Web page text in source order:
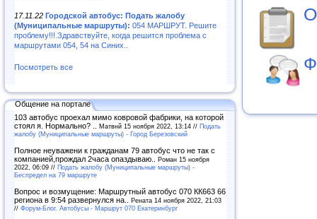
17.11.22 Городской автобус: Подать жалобу
(Муниципальные маршруты): 054 МАРШРУТ. Решите
проблему!!!.Здравствуйте, когда решится проблема с
маршрутами 054, 54 на Синих..
Посмотреть все
Общение на портале
103 автобус проехал мимо ковровой фабрики, на которой
стоял я. Нормально? .. Матвнй 15 ноября 2022, 13:14 // Подать
жалобу (Муниципальные маршруты) - Город Березовский
Полное неуважени к гражданам 79 автобус что не так с
компанией,прождал 2часа опаздываю.. Роман 15 ноября
2022, 06:09 // Подать жалобу (Муниципальные маршруты) -
Беспредел на 79 маршруте
Вопрос и возмущение: Маршрутный автобус 070 КК663 66
региона в 9:54 развернулся на.. Рената 14 ноября 2022, 21:03
// Форум-Блог. Автобусы - Маршрут 070 Екатеринбург